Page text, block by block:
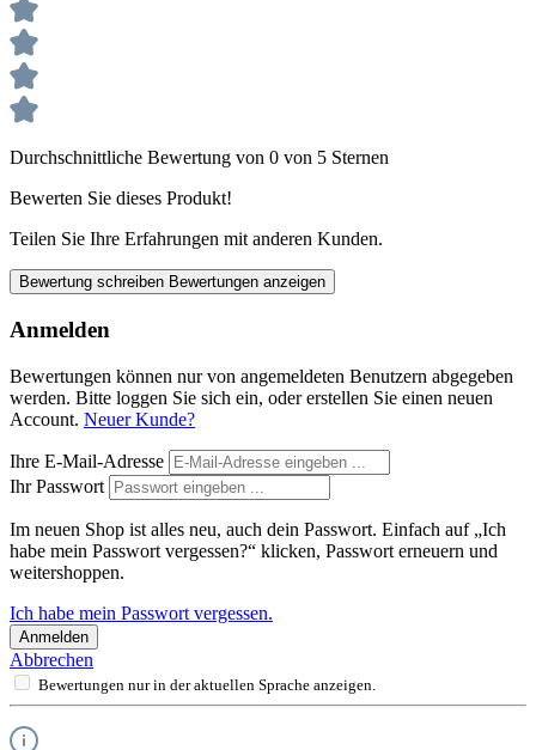
Durchschnittliche Bewertung von 0 von 5 Sternen
Bewerten Sie dieses Produkt!
Teilen Sie Ihre Erfahrungen mit anderen Kunden.
Bewertung schreiben Bewertungen anzeigen
Anmelden
Bewertungen können nur von angemeldeten Benutzern abgegeben
werden. Bitte loggen Sie sich ein, oder erstellen Sie einen neuen
Account. Neuer Kunde?
Ihre E-Mail-Adresse
Ihr Passwort
Im neuen Shop ist alles neu, auch dein Passwort. Einfach auf „Ich
habe mein Passwort vergessen?“ klicken, Passwort erneuern und
weitershoppen.
Ich habe mein Passwort vergessen.
Anmelden
Abbrechen
Bewertungen nur in der aktuellen Sprache anzeigen.